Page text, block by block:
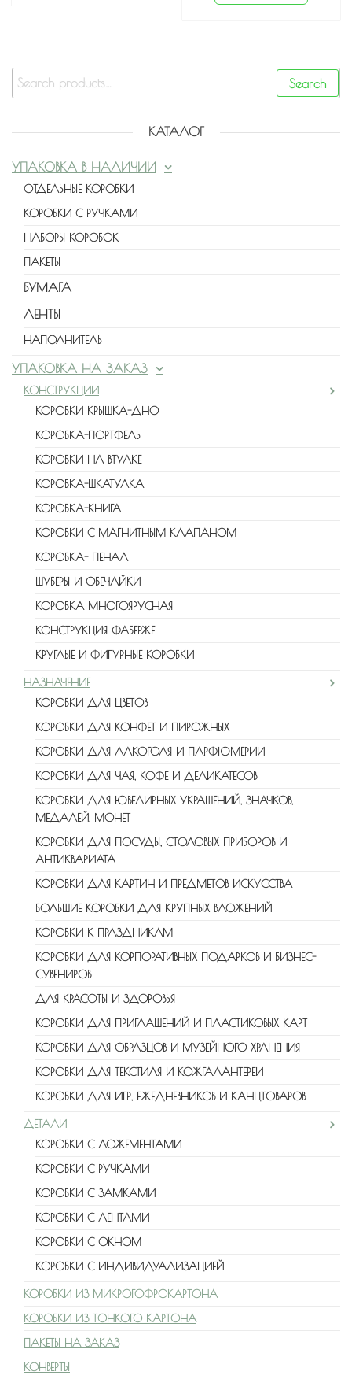
Search
КАТАЛОГ
УПАКОВКА В НАЛИЧИИ
ОТДЕЛЬНЫЕ КОРОБКИ
КОРОБКИ С РУЧКАМИ
НАБОРЫ КОРОБОК
ПАКЕТЫ
БУМАГА
ЛЕНТЫ
НАПОЛНИТЕЛЬ
УПАКОВКА НА ЗАКАЗ
КОНСТРУКЦИИ
КОРОБКИ КРЫШКА-ДНО
КОРОБКА-ПОРТФЕЛЬ
КОРОБКИ НА ВТУЛКЕ
КОРОБКА-ШКАТУЛКА
КОРОБКА-КНИГА
КОРОБКИ С МАГНИТНЫМ КЛАПАНОМ
КОРОБКА- ПЕНАЛ
ШУБЕРЫ И ОБЕЧАЙКИ
КОРОБКА МНОГОЯРУСНАЯ
КОНСТРУКЦИЯ ФАБЕРЖЕ
КРУГЛЫЕ И ФИГУРНЫЕ КОРОБКИ
НАЗНАЧЕНИЕ
КОРОБКИ ДЛЯ ЦВЕТОВ
КОРОБКИ ДЛЯ КОНФЕТ И ПИРОЖНЫХ
КОРОБКИ ДЛЯ АЛКОГОЛЯ И ПАРФЮМЕРИИ
КОРОБКИ ДЛЯ ЧАЯ, КОФЕ И ДЕЛИКАТЕСОВ
КОРОБКИ ДЛЯ ЮВЕЛИРНЫХ УКРАШЕНИЙ, ЗНАЧКОВ,
МЕДАЛЕЙ, МОНЕТ
КОРОБКИ ДЛЯ ПОСУДЫ, СТОЛОВЫХ ПРИБОРОВ И
АНТИКВАРИАТА
КОРОБКИ ДЛЯ КАРТИН И ПРЕДМЕТОВ ИСКУССТВА
БОЛЬШИЕ КОРОБКИ ДЛЯ КРУПНЫХ ВЛОЖЕНИЙ
КОРОБКИ К ПРАЗДНИКАМ
КОРОБКИ ДЛЯ КОРПОРАТИВНЫХ ПОДАРКОВ И БИЗНЕС-
СУВЕНИРОВ
ДЛЯ КРАСОТЫ И ЗДОРОВЬЯ
КОРОБКИ ДЛЯ ПРИГЛАШЕНИЙ И ПЛАСТИКОВЫХ КАРТ
КОРОБКИ ДЛЯ ОБРАЗЦОВ И МУЗЕЙНОГО ХРАНЕНИЯ
КОРОБКИ ДЛЯ ТЕКСТИЛЯ И КОЖГАЛАНТЕРЕИ
КОРОБКИ ДЛЯ ИГР, ЕЖЕДНЕВНИКОВ И КАНЦТОВАРОВ
ДЕТАЛИ
КОРОБКИ С ЛОЖЕМЕНТАМИ
КОРОБКИ С РУЧКАМИ
КОРОБКИ С ЗАМКАМИ
КОРОБКИ С ЛЕНТАМИ
КОРОБКИ С ОКНОМ
КОРОБКИ С ИНДИВИДУАЛИЗАЦИЕЙ
КОРОБКИ ИЗ МИКРОГОФРОКАРТОНА
КОРОБКИ ИЗ ТОНКОГО КАРТОНА
ПАКЕТЫ НА ЗАКАЗ
КОНВЕРТЫ